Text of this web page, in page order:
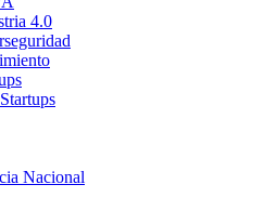
4.0
Nacional